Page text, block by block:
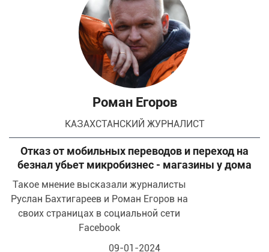
Роман Егоров
КАЗАХСТАНСКИЙ ЖУРНАЛИСТ
Отказ от мобильных переводов и переход на
безнал убьет микробизнес - магазины у дома
Такое мнение высказали журналисты
Руслан Бахтигареев и Роман Егоров на
своих страницах в социальной сети
Facebook
09-01-2024